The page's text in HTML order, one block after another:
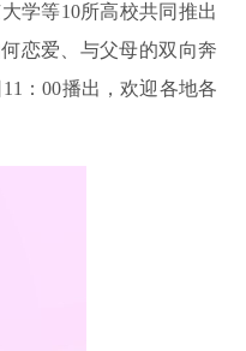
学等10所高校共同推出
恋爱、与父母的双向奔
：00播出，欢迎各地各